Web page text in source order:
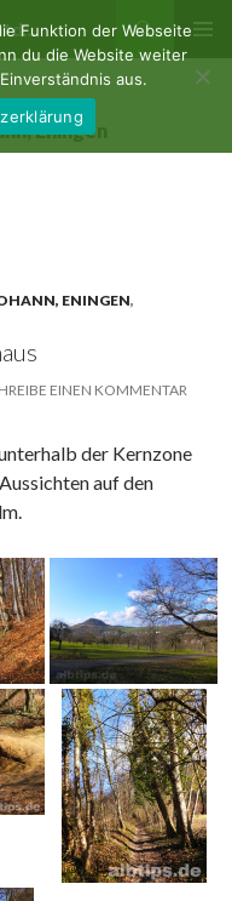
albtips.de – Die Schwäbische Alb entdecken
MENÜ
Eningen
ENINGEN,
EINEN KOMMENTAR
der Kernzone
auf den
Funktion der Webseite
du die Website weiter
aus.